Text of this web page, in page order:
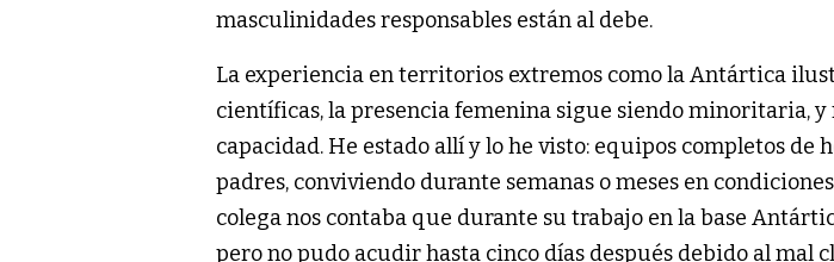
masculinidades responsables están al debe.
La experiencia en territorios extremos como la Antártica
científicas, la presencia femenina sigue siendo minoritaria,
capacidad. He estado allí y lo he visto: equipos completos de
padres, conviviendo durante semanas o meses en
colega nos contaba que durante su trabajo en la base
pero no pudo acudir hasta cinco días después debido al mal